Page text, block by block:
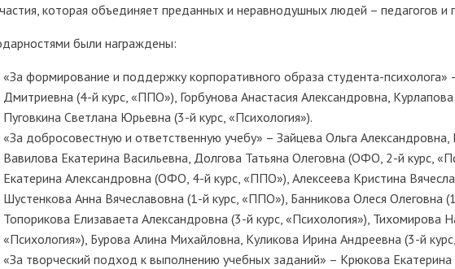
которая объединяет преданных и неравнодушных людей – педагогов и
были награждены:
«За формирование и поддержку корпоративного образа студента-психолога»
Дмитриевна (4-й курс, «ППО»), Горбунова Анастасия Александровна,
Пуговкина Светлана Юрьевна (3-й курс, «Психология»).
«За добросовестную и ответственную учебу» – Зайцева Ольга Александровна,
Вавилова Екатерина Васильевна, Долгова Татьяна Олеговна (ОФО, 2-й курс,
Екатерина Александровна (ОФО, 4-й курс, «ППО»), Алексеева Кристина
Шустенкова Анна Вячеславовна (1-й курс, «ППО»), Банникова Олеся Олеговна
Топорикова Елизаваета Александровна (3-й курс, «Психология»), Тихомирова
«Психология»), Бурова Алина Михайловна, Куликова Ирина Андреевна (3-й
«За творческий подход к выполнению учебных заданий» – Крюкова Екатерина